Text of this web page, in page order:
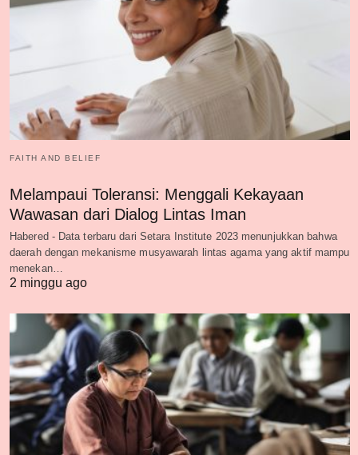
FAITH AND BELIEF
Melampaui Toleransi: Menggali Kekayaan
Wawasan dari Dialog Lintas Iman
Habered - Data terbaru dari Setara Institute 2023 menunjukkan bahwa
daerah dengan mekanisme musyawarah lintas agama yang aktif mampu
menekan…
2 minggu ago